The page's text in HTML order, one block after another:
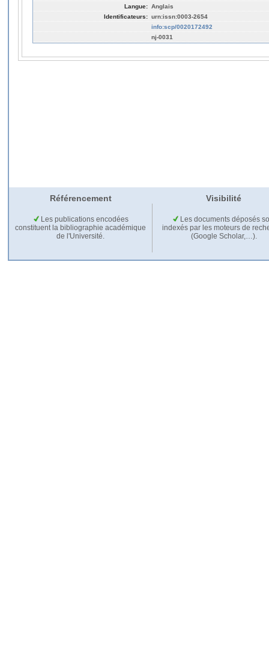
Langue: Anglais
Identificateurs: urn:issn:0003-2654
info:scp/0020172492
nj-0031
Référencement Visibilité
Les publications encodées
constituent la bibliographie académique
de l'Université.
Les documents déposés
indexés par les moteurs de
(Google Scholar,…).